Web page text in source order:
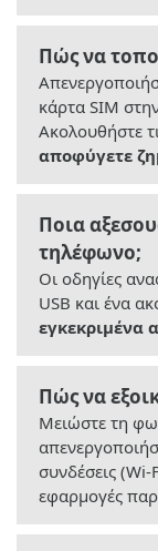
Πώς να
κάρτα SIM
Ακολουθήστε
αποφύγετε
Ποια
τηλέφωνο;
Οι οδηγίες
USB και ένα
εγκεκριμένα
Πώς να
Μειώστε τη
συνδέσεις (Wi-
εφαρμογές